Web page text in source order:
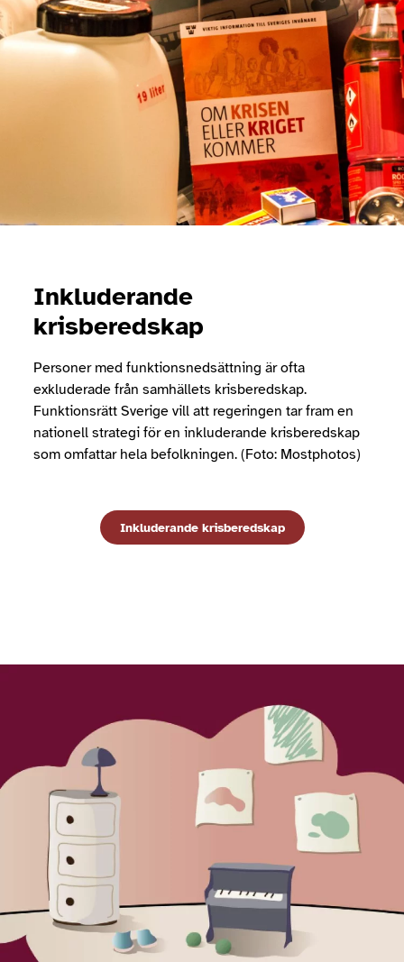
Inkluderande
krisberedskap
Personer med funktionsnedsättning är ofta
exkluderade från samhällets krisberedskap.
Funktionsrätt Sverige vill att regeringen tar fram en
nationell strategi för en inkluderande krisberedskap
som omfattar hela befolkningen. (Foto: Mostphotos)
Inkluderande krisberedskap